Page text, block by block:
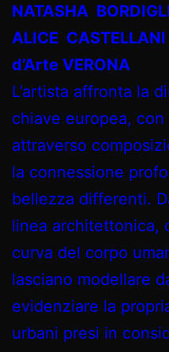
NATASHA
ALICE
d’Arte VERONA
L’artista affronta la
chiave europea,
attraverso
la connessione
bellezza differenti.
linea architettonica,
curva del corpo
lasciano modellare
evidenziare la
urbani presi in